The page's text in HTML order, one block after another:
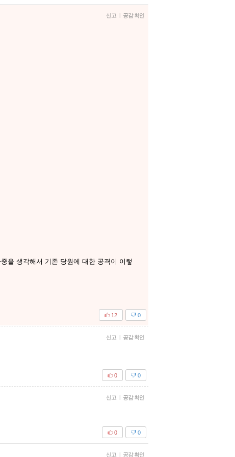
신고 | 공감 확인
을 생각해서 기존 당원에 대한 공격이 이렇
0
12
신고 | 공감 확인
0
0
신고 | 공감 확인
0
0
신고 | 공감 확인